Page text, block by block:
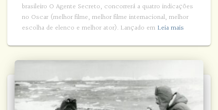
brasileiro O Agente Secreto, concorrerá a quatro indicações
no Oscar (melhor filme, melhor filme internacional, melhor
escolha de elenco e melhor ator). Lançado em Leia mais